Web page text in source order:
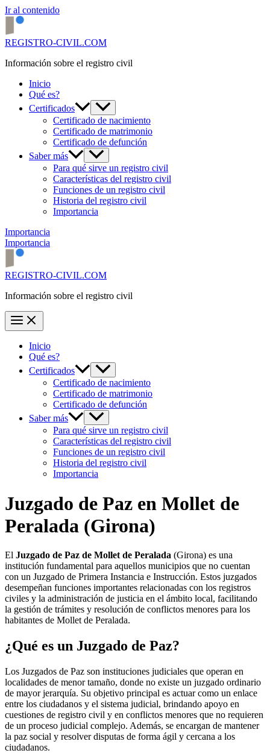
Ir al contenido
REGISTRO-CIVIL.COM
Información sobre el registro civil
Inicio
Qué es?
Certificados
Certificado de nacimiento
Certificado de matrimonio
Certificado de defunción
Saber más
Para qué sirve un registro civil
Características del registro civil
Funciones de un registro civil
Historia del registro civil
Importancia
Importancia
Importancia
REGISTRO-CIVIL.COM
Información sobre el registro civil
Inicio
Qué es?
Certificados
Certificado de nacimiento
Certificado de matrimonio
Certificado de defunción
Saber más
Para qué sirve un registro civil
Características del registro civil
Funciones de un registro civil
Historia del registro civil
Importancia
Juzgado de Paz en Mollet de
Peralada (Girona)
El Juzgado de Paz de Mollet de Peralada (Girona) es una
institución fundamental para aquellos municipios que no cuentan
con un Juzgado de Primera Instancia e Instrucción. Estos juzgados
desempeñan funciones importantes relacionadas con los registros
civiles y la administración de justicia en el ámbito local, facilitando
la gestión de trámites y resolución de conflictos menores para los
habitantes de Mollet de Peralada.
¿Qué es un Juzgado de Paz?
Los Juzgados de Paz son instituciones judiciales que operan en
localidades de menor tamaño, donde no existe un juzgado ordinario
de mayor jerarquía. Su objetivo principal es actuar como un enlace
entre los ciudadanos y el sistema judicial, brindando apoyo en
cuestiones de registro civil y en conflictos menores que no requieren
de un proceso judicial complejo. Además, se encargan de mantener
la paz social y resolver disputas de forma ágil y cercana a los
ciudadanos.